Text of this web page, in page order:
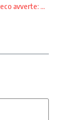
avverte: ...